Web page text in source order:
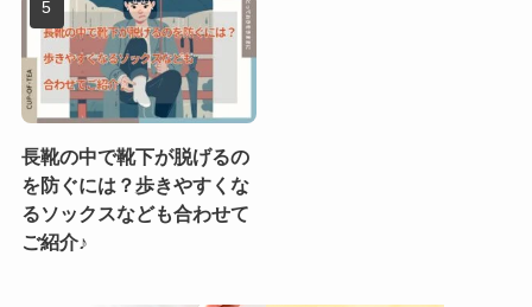
長靴の中で靴下が脱げるの
を防ぐには？歩きやすくな
るソックスなども合わせて
ご紹介♪